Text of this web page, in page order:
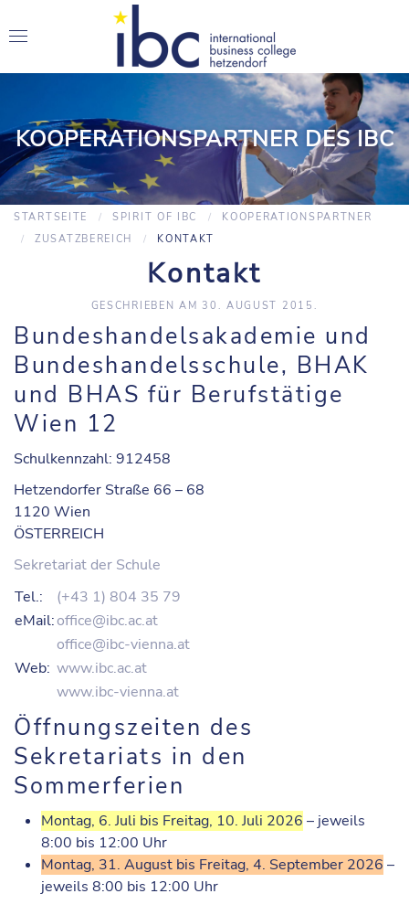
KOOPERATIONSPARTNER DES IBC
STARTSEITE SPIRIT OF IBC
KOOPERATIONSPARTNER
ZUSATZBEREICH
KONTAKT
Kontakt
GESCHRIEBEN AM 30. AUGUST 2015 .
Bundeshandelsakademie und
Bundeshandelsschule, BHAK
und BHAS für Berufstätige
Wien 12
Schulkennzahl: 912458
Hetzendorfer Straße 66 – 68
1120 Wien
ÖSTERREICH
Sekretariat der Schule
Tel.:
(+43 1) 804 35 79
eMail:office@ibc.ac.at
office@ibc-vienna.at
Web: www.ibc.ac.at
www.ibc-vienna.at
Öffnungszeiten des
Sekretariats in den
Sommerferien
Montag, 6. Juli bis Freitag, 10. Juli 2026 – jeweils
8:00 bis 12:00 Uhr
Montag, 31. August bis Freitag, 4. September 2026 –
jeweils 8:00 bis 12:00 Uhr